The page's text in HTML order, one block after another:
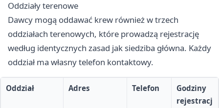
Oddziały terenowe
Dawcy mogą oddawać krew również w trzech
oddziałach terenowych, które prowadzą rejestrację
według identycznych zasad jak siedziba główna. Każdy
oddział ma własny telefon kontaktowy.
Oddział Adres Telefon
Godziny
rejestracj